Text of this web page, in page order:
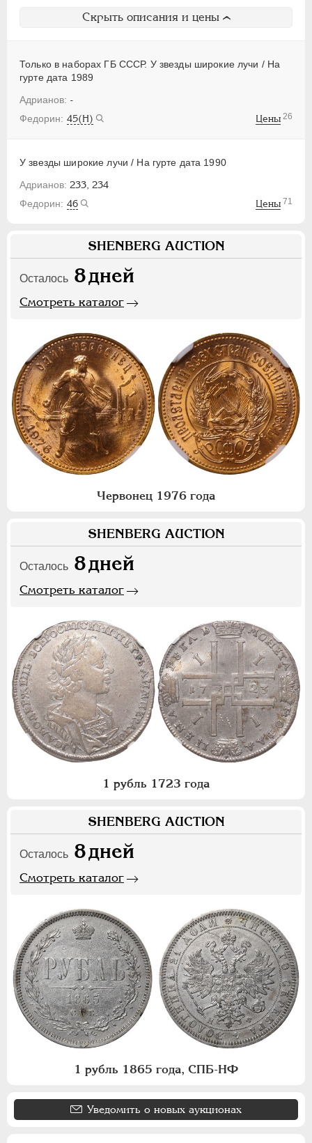
Скрыть описания и цены
Только в наборах ГБ СССР. У звезды широкие лучи / На
гурте дата 1989
-
45(Н)
Цены 26
У звезды широкие лучи / На гурте дата 1990
233, 234
46
Цены 71
SHENBERG AUCTION
Осталось 8дней
Смотреть каталог
Червонец 1976 года
SHENBERG AUCTION
Осталось 8дней
Смотреть каталог
1 рубль 1723 года
SHENBERG AUCTION
Осталось 8дней
Смотреть каталог
1 рубль 1865 года, СПБ-НФ
Уведомить о новых аукционах